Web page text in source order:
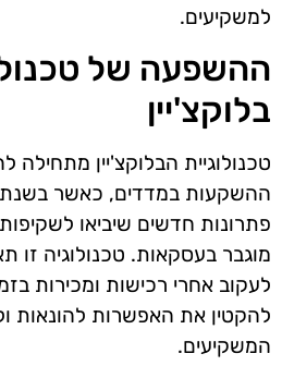
למשקיעים.
ההשפעה של
בלוקצ'יין
טכנולוגיית הבלוקצ'יין
פתרונות חדשים שיביאו לשקיפות
מוגבר בעסקאות. טכנולוגיה
לעקוב אחרי רכישות ומכירות
להקטין את האפשרות להונאות
המשקיעים.